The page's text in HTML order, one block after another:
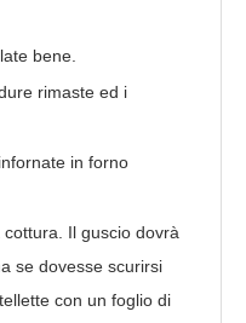
bene.
rimaste ed i
in forno
Il guscio dovrà
se dovesse scurirsi
con un foglio di